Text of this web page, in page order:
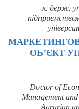
к. держ.
ОБ’ЄКТ
Doctor of
Management
Agrarian